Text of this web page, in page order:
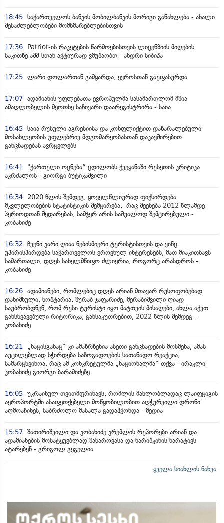
18:45 საქართველოს ბანკის მობილბანკის მორიგი განახლება - ახალი
შესაძლებლობები მომხმარებლებისთვის
17:36
Patriot-ის რაკეტების წარმოებისთვის ლიცენზიის მიღების
საკითზე აშშ-სთან აქტიურად ვმუშაობთ - ანდრი სიბიჰა
17:25 ლარი დოლართან გამყარდა, ევროსთან გაუფასურდა
17:07 ადამიანის უფლებათა ევროპულმა სასამართლომ მზია
ამაღლობელის მეოთხე საჩივარი დაარეგისტრირა - საია
16:45 საია რუსული აგრესიისა და კონფლიქტით დაზარალებული
მოსახლეობის უფლებრივ მდგომარეობასთან დაკავშირებით
განცხადებას ავრცელებს
16:41
"ქართული ოცნება“ ცდილობს ქვეყანაში რუსეთის კრიტიკა
აკრძალოს - გიორგი ბუტიკაშვილი
16:34
2020 წლის შემდეგ, ყოველწლიურად ფიქსირდება
მკვლელობების სტატისტიკის შემცირება, რაც შეეხება 2012 წლამდე
პერიოდთან შედარებას, სამჯერ არის საშუალოდ შემცირებული -
კობახიძე
16:32
ჩვენი კარი ღიაა ნებისმიერი ტურისტისთვის და ვინც
უპირისპირდება საქართველოს ეროვნულ ინტერესებს, მათ მიაკითხავს
სამართალი, დღეს სახელმწიფო ძლიერია, როგორც არასდროს -
კობახიძე
16:26 ადამიანები, რომლებიც დღეს არიან მთავარ რუსოფობებად
დანიშნული, ხოშტარია, ზურაბ ჯაფარიძე, მერაბიშვილი ღიად
საუბრობდნენ, რომ რუსი ტურისტი იყო მატთვის მისაღები, ახლა აქვთ
განსხვავებული რიტორიკა, განსაკუთრებით, 2022 წლის შემდეგ -
კობახიძე
16:21
„ნაცისგანაც“ კი ამაზრზენია ასეთი განცხადების მოსმენა, ამას
აუცილებლად სჭირდება საზოგადოების სათანადო რეაქცია,
სამარცხვინოა, რაც ამ კონკრეტულმა „ნაციონალმა“ თქვა - ირაკლი
კობახიძე გიორგი ბარამიძეზე
16:05 უკრაინულ თვითმფრინავს, რომლის მახლობლადაც ლაიფციგის
აეროპორტში ასაფეთქებელი მოწყობილობით აღჭურვილი დრონი
აღმოაჩინეს, საბრძოლო მასალა გადაჰქონდა - მედია
15:57 შათირიშვილი და კობახიძე კრემლის რუპორები არიან და
ადამიანების მოსატყუებლად ზახაროვასა და ნარიშკინის ნარატივს
ატარებენ - გრიგოლ გეგელია
ყველა სიახლის ნახვა